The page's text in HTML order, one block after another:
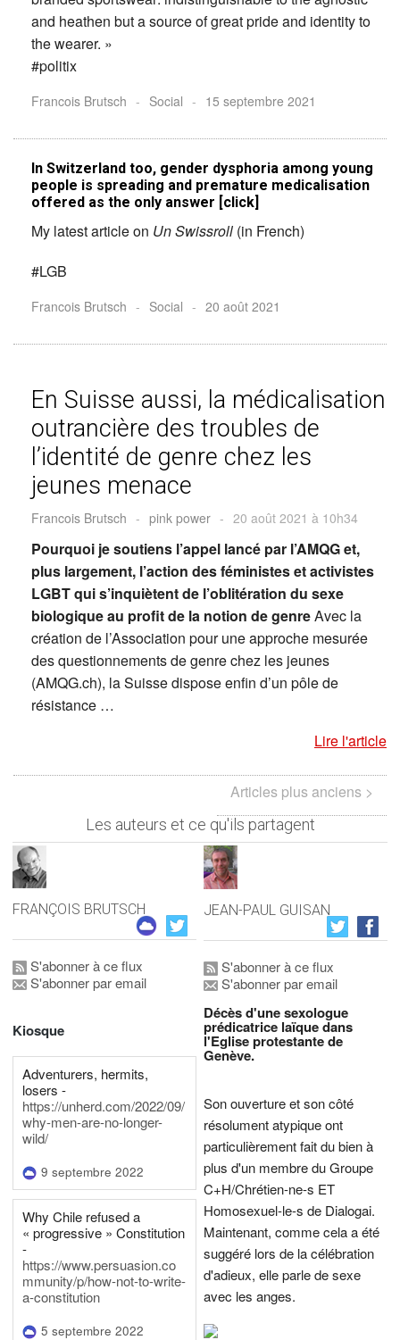
and heathen but a source of great pride and identity to
the wearer. »
#politix
Francois Brutsch - Social - 15 septembre 2021
In Switzerland too, gender dysphoria among young
people is spreading and premature medicalisation
offered as the only answer [click]
My latest article on Un Swissroll (in French)
#LGB
Francois Brutsch - Social - 20 août 2021
En Suisse aussi, la médicalisation
outrancière des troubles de
l’identité de genre chez les
jeunes menace
Francois Brutsch - pink power - 20 août 2021 à 10h34
Pourquoi je soutiens l’appel lancé par l’AMQG et,
plus largement, l’action des féministes et activistes
LGBT qui s’inquiètent de l’oblitération du sexe
biologique au profit de la notion de genreAvec la
création de l’Association pour une approche mesurée
des questionnements de genre chez les jeunes
(AMQG.ch), la Suisse dispose enfin d’un pôle de
résistance …
Lire l'article
Articles plus anciens >
Les auteurs et ce qu'ils partagent
FRANÇOIS BRUTSCH
S'abonner à ce flux
S'abonner par email
Kiosque
Adventurers, hermits,
losers -
https://unherd.com/2022/09/
why-men-are-no-longer-
wild/
9 septembre 2022
Why Chile refused a
« progressive » Constitution
-
https://www.persuasion.co
mmunity/p/how-not-to-write-
a-constitution
5 septembre 2022
JEAN-PAUL GUISAN
S'abonner à ce flux
S'abonner par email
Décès d'une sexologue
prédicatrice laïque dans
l'Eglise protestante de
Genève.
Son ouverture et son côté
résolument atypique ont
particulièrement fait du bien à
plus d'un membre du Groupe
C+H/Chrétien-ne-s ET
Homosexuel-le-s de Dialogai.
Maintenant, comme cela a été
suggéré lors de la célébration
d'adieux, elle parle de sexe
avec les anges.